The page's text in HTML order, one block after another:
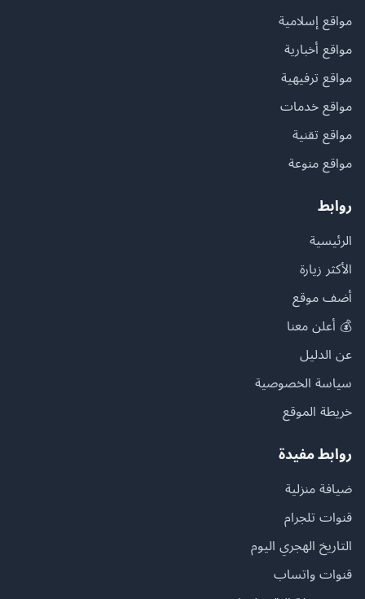
مواقع إسلامية
مواقع أخبارية
مواقع ترفيهية
مواقع خدمات
مواقع تقنية
مواقع منوعة
روابط
الرئيسية
الأكثر زيارة
أضف موقع
💰 أعلن معنا
عن الدليل
سياسة الخصوصية
خريطة الموقع
روابط مفيدة
ضيافة منزلية
قنوات تلجرام
التاريخ الهجري اليوم
قنوات واتساب